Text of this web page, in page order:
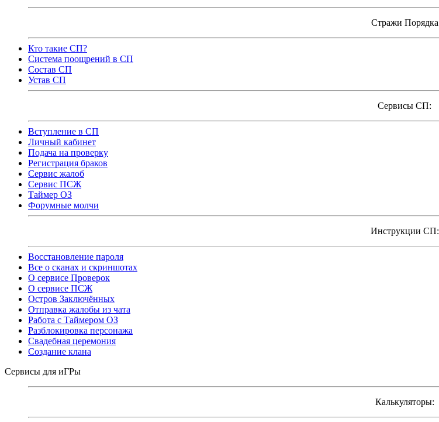
Стражи Порядка
Кто такие СП?
Система поощрений в СП
Состав СП
Устав СП
Сервисы СП:
Вступление в СП
Личный кабинет
Подача на проверку
Регистрация браков
Сервис жалоб
Сервис ПСЖ
Таймер ОЗ
Форумные молчи
Инструкции СП:
Восстановление пароля
Все о сканах и скриншотах
О сервисе Проверок
О сервисе ПСЖ
Остров Заключённых
Отправка жалобы из чата
Работа с Таймером ОЗ
Разблокировка персонажа
Свадебная церемония
Создание клана
Сервисы для иГРы
Калькуляторы: